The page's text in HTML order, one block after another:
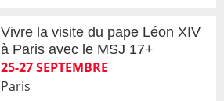
Vivre la visite du pape Léon XIV
à Paris avec le MSJ 17+
25-27 SEPTEMBRE
Paris